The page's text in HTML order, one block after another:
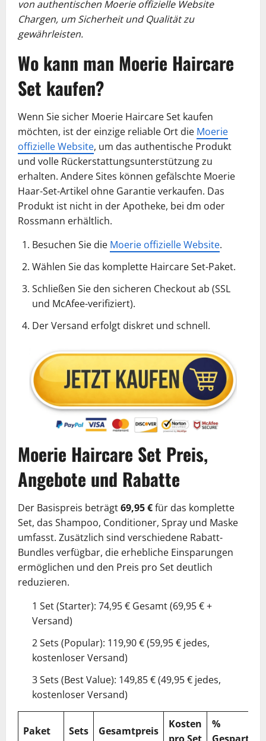
von authentischen Moerie offizielle Website
Chargen, um Sicherheit und Qualität zu
gewährleisten.
Wo kann man Moerie Haircare
Set kaufen?
Wenn Sie sicher Moerie Haircare Set kaufen
möchten, ist der einzige reliable Ort die Moerie
offizielle Website, um das authentische Produkt
und volle Rückerstattungsunterstützung zu
erhalten. Andere Sites können gefälschte Moerie
Haar-Set-Artikel ohne Garantie verkaufen. Das
Produkt ist nicht in der Apotheke, bei dm oder
Rossmann erhältlich.
Besuchen Sie die Moerie offizielle Website.
Wählen Sie das komplette Haircare Set-Paket.
Schließen Sie den sicheren Checkout ab (SSL
und McAfee-verifiziert).
Der Versand erfolgt diskret und schnell.
Moerie Haircare Set Preis,
Angebote und Rabatte
Der Basispreis beträgt69,95 €für das komplette
Set, das Shampoo, Conditioner, Spray und Maske
umfasst. Zusätzlich sind verschiedene Rabatt-
Bundles verfügbar, die erhebliche Einsparungen
ermöglichen und den Preis pro Set deutlich
reduzieren.
1 Set (Starter): 74,95 € Gesamt (69,95 € +
Versand)
2 Sets (Popular): 119,90 € (59,95 € jedes,
kostenloser Versand)
3 Sets (Best Value): 149,85 € (49,95 € jedes,
kostenloser Versand)
Paket Sets Gesamtpreis
Kosten
%